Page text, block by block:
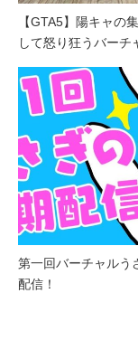
【GTA5】陽キャの
して怒り狂うバーチ
第一回バーチャルう
配信！